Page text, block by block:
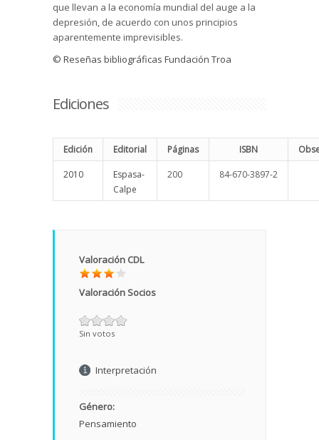
que llevan a la economía mundial del auge a la
depresión, de acuerdo con unos principios
aparentemente imprevisibles.
© Reseñas bibliográficas Fundación Troa
Ediciones
Edición Editorial Páginas ISBN
2010
Espasa-
Calpe
200 84-670-3897-2
Valoración CDL
Valoración Socios
Sin votos
Interpretación
Género:
Pensamiento